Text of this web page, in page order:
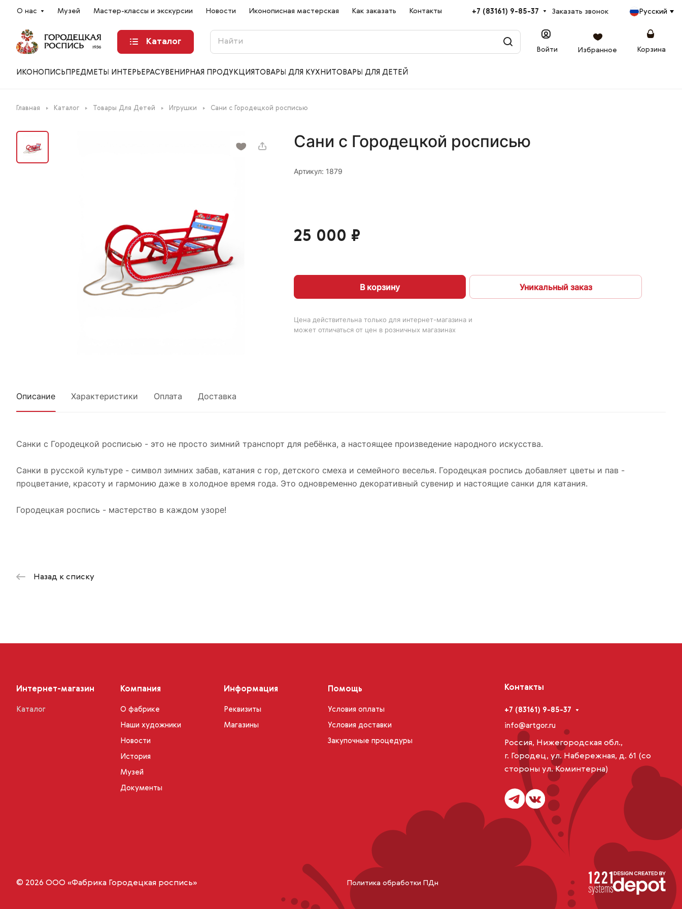
О нас Музей Мастер-классы и экскурсии Новости Иконописная мастерская Как заказать Контакты +7 (83161) 9-85-37 Заказать звонок Русский
Каталог
Войти Избранное Корзина
ИКОНОПИСЬ ПРЕДМЕТЫ ИНТЕРЬЕРАСУВЕНИРНАЯ ПРОДУКЦИЯ ТОВАРЫ ДЛЯ КУХНИ ТОВАРЫ ДЛЯ ДЕТЕЙ
Главная Каталог Товары Для Детей Игрушки Сани с Городецкой росписью
Сани с Городецкой росписью
Артикул: 1879
25 000 ₽
В корзину Уникальный заказ
Цена действительна только для интернет-магазина и
может отличаться от цен в розничных магазинах
Описание Характеристики Оплата Доставка
Санки с Городецкой росписью - это не просто зимний транспорт для ребёнка, а настоящее произведение народного искусства.
Санки в русской культуре - символ зимних забав, катания с гор, детского смеха и семейного веселья. Городецкая роспись добавляет цветы и пав -
процветание, красоту и гармонию даже в холодное время года. Это одновременно декоративный сувенир и настоящие санки для катания.
Городецкая роспись - мастерство в каждом узоре!
Назад к списку
Интернет-магазин
Каталог
Компания
О фабрике
Наши художники
Новости
История
Музей
Документы
Информация
Реквизиты
Магазины
Помощь
Условия оплаты
Условия доставки
Закупочные процедуры
Контакты
+7 (83161) 9-85-37
info@artgor.ru
Россия, Нижегородская обл.,
г. Городец, ул. Набережная, д. 61 (со
стороны ул. Коминтерна)
© 2026 ООО «Фабрика Городецкая роспись» Политика обработки ПДн